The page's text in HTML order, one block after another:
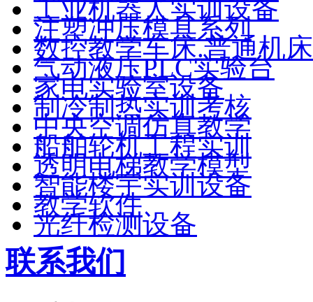
工业机器人实训设备
注塑冲压模具系列
数控教学车床.普通机床
气动液压PLC实验台
家电实验室设备
制冷制热实训考核
中央空调仿真教学
船舶轮机工程实训
透明电梯教学模型
智能楼宇实训设备
教学软件
光纤检测设备
联系我们